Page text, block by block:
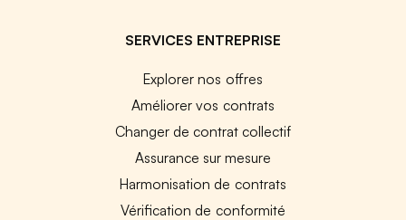
SERVICES ENTREPRISE
Explorer nos offres
Améliorer vos contrats
Changer de contrat collectif
Assurance sur mesure
Harmonisation de contrats
Vérification de conformité